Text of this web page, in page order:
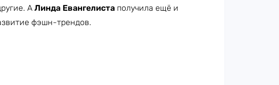
А Линда Евангелиста получила ещё и
фэшн-трендов.